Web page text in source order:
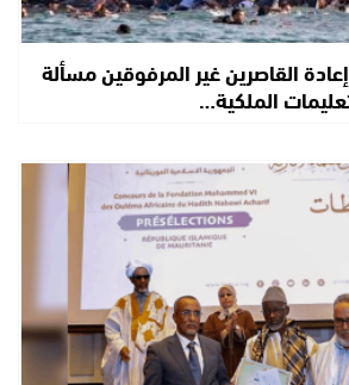
القاصرين غير المرفوقين مسألة
الملكية…